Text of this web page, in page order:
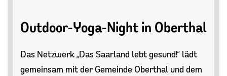
Outdoor-Yoga-Night in Oberthal
Das Netzwerk „Das Saarland lebt gesund!“ lädt
gemeinsam mit der Gemeinde Oberthal und dem